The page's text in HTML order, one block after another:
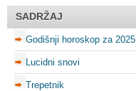
SADRŽAJ
Godišnji horoskop za 2025.
Lucidni snovi
Trepetnik